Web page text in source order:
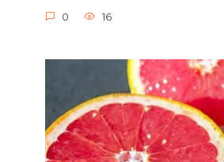
0 16